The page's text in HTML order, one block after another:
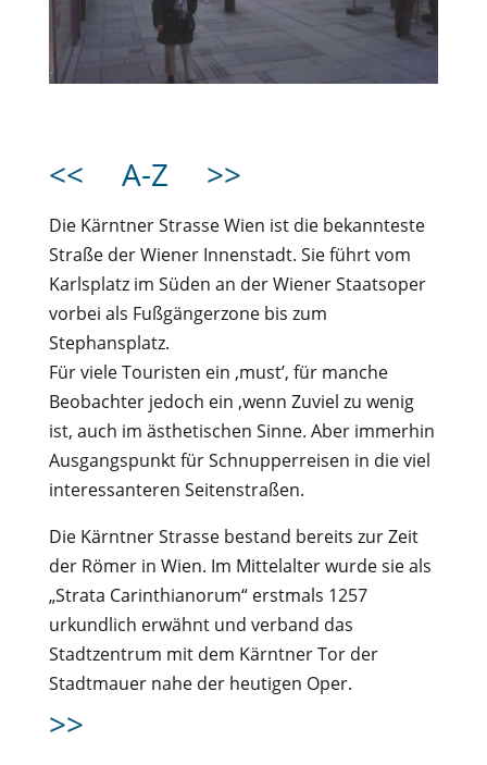
<< A-Z >>
Die Kärntner Strasse Wien ist die bekannteste
Straße der Wiener Innenstadt. Sie führt vom
Karlsplatz im Süden an der Wiener Staatsoper
vorbei als Fußgängerzone bis zum
Stephansplatz.
Für viele Touristen ein ‚must’, für manche
Beobachter jedoch ein ‚wenn Zuviel zu wenig
ist, auch im ästhetischen Sinne. Aber immerhin
Ausgangspunkt für Schnupperreisen in die viel
interessanteren Seitenstraßen.
Die Kärntner Strasse bestand bereits zur Zeit
der Römer in Wien. Im Mittelalter wurde sie als
„Strata Carinthianorum“ erstmals 1257
urkundlich erwähnt und verband das
Stadtzentrum mit dem Kärntner Tor der
Stadtmauer nahe der heutigen Oper.
>>